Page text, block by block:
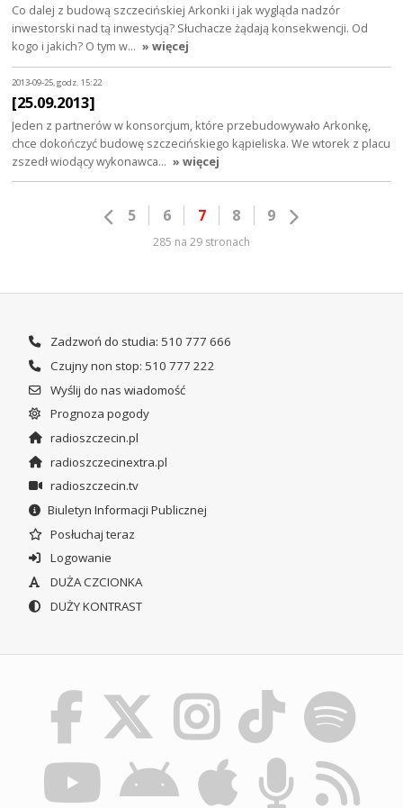
Co dalej z budową szczecińskiej Arkonki i jak wygląda nadzór
inwestorski nad tą inwestycją? Słuchacze żądają konsekwencji. Od
kogo i jakich? O tym w… » więcej
2013-09-25, godz. 15:22
[25.09.2013]
Jeden z partnerów w konsorcjum, które przebudowywało Arkonkę,
chce dokończyć budowę szczecińskiego kąpieliska. We wtorek z placu
zszedł wiodący wykonawca… » więcej
5 6 7 8 9
285 na 29 stronach
Zadzwoń do studia: 510 777 666
Czujny non stop: 510 777 222
Wyślij do nas wiadomość
Prognoza pogody
radioszczecin.pl
radioszczecinextra.pl
radioszczecin.tv
Biuletyn Informacji Publicznej
Posłuchaj teraz
Logowanie
DUŻA CZCIONKA
DUŻY KONTRAST